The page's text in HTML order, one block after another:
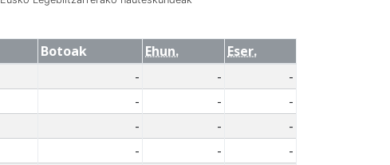
Botoak Ehun.
Eser.
- -
-
- -
-
- -
-
- -
-